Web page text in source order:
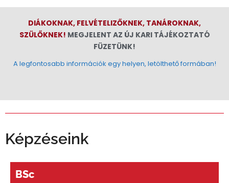
DIÁKOKNAK, FELVÉTELIZŐKNEK, TANÁROKNAK,
SZÜLŐKNEK! MEGJELENT AZ ÚJ KARI TÁJÉKOZTATÓ
FÜZETÜNK!
A legfontosabb információk egy helyen, letölthető formában!
Képzéseink
BSc